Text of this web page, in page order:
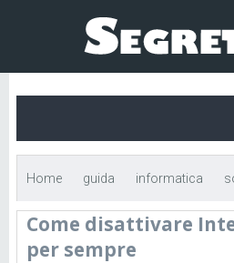
Home guida informatica
disattivare Internet Explorer per
Come disattivare
per sempre